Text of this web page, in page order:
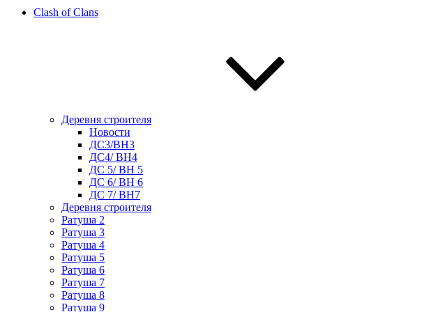
Clash of Clans
Деревня строителя
Новости
ДС3/BH3
ДС4/ BH4
ДС 5/ BH 5
ДС 6/ BH 6
ДС 7/ BH7
Деревня строителя
Ратуша 2
Ратуша 3
Ратуша 4
Ратуша 5
Ратуша 6
Ратуша 7
Ратуша 8
Ратуша 9